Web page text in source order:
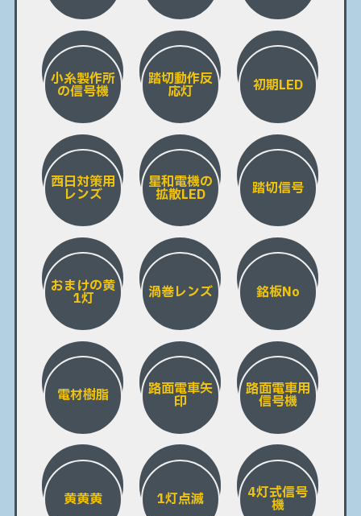
小糸製作所
の信号機
踏切動作反
応灯 初期LED
西日対策用
レンズ
星和電機の
拡散LED 踏切信号
おまけの黄
1灯 渦巻レンズ 銘板No
電材樹脂 路面電車矢
印
路面電車用
信号機
黄黄黄 1灯点滅 4灯式信号
機